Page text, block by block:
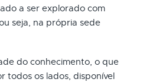
a ser explorado com
seja, na própria sede
do conhecimento, o que
todos os lados, disponível